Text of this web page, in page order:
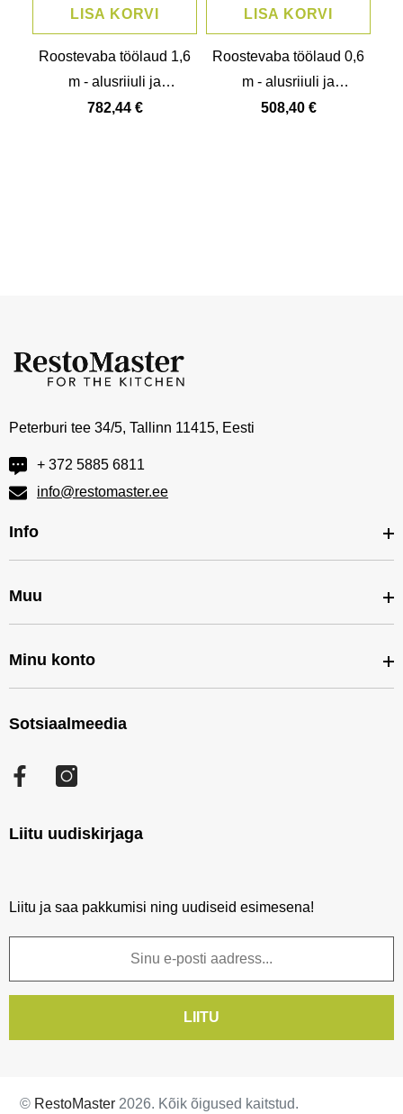
LISA KORVI
Roostevaba töölaud 1,6
m - alusriiuli ja
lõikelauaga
782,44 €
LISA KORVI
Roostevaba töölaud 0,6
m - alusriiuli ja
lõikelauaga
508,40 €
Peterburi tee 34/5, Tallinn 11415, Eesti
+ 372 5885 6811
info@restomaster.ee
Info
Outlet
Teenused
Päringukorv
Kataloogid
Järelmaks
Muu
Kaubamärgid
Soodustooted
Uued tooted
Sisukaart
Minu konto
Minu konto
Tellitud tooted
Soovikorv
Sotsiaalmeedia
Facebook
Liitu uudiskirjaga
Liitu ja saa pakkumisi ning uudiseid esimesena!
LIITU
© RestoMaster 2026. Kõik õigused kaitstud.